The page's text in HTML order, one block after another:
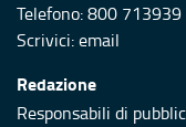
Telefono: 800 713939
Scrivici:email
Redazione
Responsabili di